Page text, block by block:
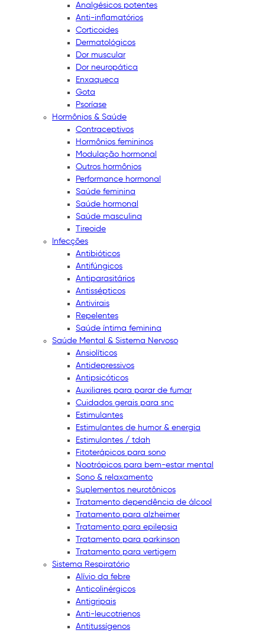
Analgésicos potentes
Anti-inflamatórios
Corticoides
Dermatológicos
Dor muscular
Dor neuropática
Enxaqueca
Gota
Psoríase
Hormônios & Saúde
Contraceptivos
Hormônios femininos
Modulação hormonal
Outros hormônios
Performance hormonal
Saúde feminina
Saúde hormonal
Saúde masculina
Tireoide
Infecções
Antibióticos
Antifúngicos
Antiparasitários
Antissépticos
Antivirais
Repelentes
Saúde íntima feminina
Saúde Mental & Sistema Nervoso
Ansiolíticos
Antidepressivos
Antipsicóticos
Auxiliares para parar de fumar
Cuidados gerais para snc
Estimulantes
Estimulantes de humor & energia
Estimulantes / tdah
Fitoterápicos para sono
Nootrópicos para bem-estar mental
Sono & relaxamento
Suplementos neurotônicos
Tratamento dependência de álcool
Tratamento para alzheimer
Tratamento para epilepsia
Tratamento para parkinson
Tratamento para vertigem
Sistema Respiratório
Alívio da febre
Anticolinérgicos
Antigripais
Anti-leucotrienos
Antitussígenos